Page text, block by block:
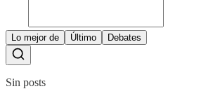
Lo mejor de Último Debates
Sin posts